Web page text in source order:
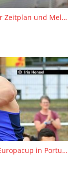
BLV-Meisterschaften U16/U18/U20: Finaler Zeitplan und Meldeliste veröffentlicht
Drei BW-Athlet:innen starten bei Werfer-Europacup in Portugal